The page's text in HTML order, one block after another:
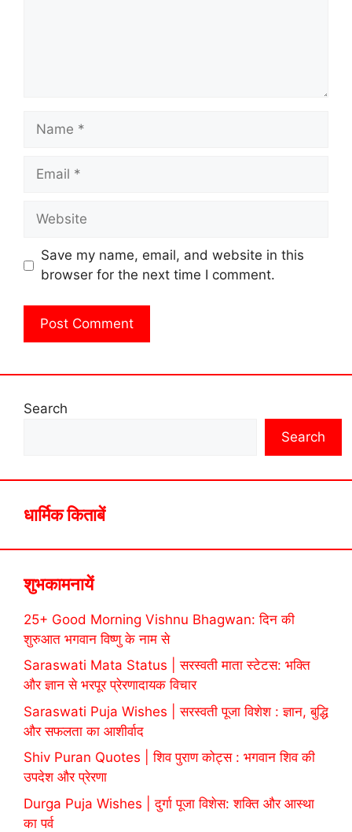
Name
Email
Website
Save my name, email, and website in this
browser for the next time I comment.
Search
Search
धार्मिक किताबें
शुभकामनायें
25+ Good Morning Vishnu Bhagwan: दिन की
शुरुआत भगवान विष्णु के नाम से
Saraswati Mata Status | सरस्वती माता स्टेटस: भक्ति
और ज्ञान से भरपूर प्रेरणादायक विचार
Saraswati Puja Wishes | सरस्वती पूजा विशेश : ज्ञान, बुद्धि
और सफलता का आशीर्वाद
Shiv Puran Quotes | शिव पुराण कोट्स : भगवान शिव की
उपदेश और प्रेरणा
Durga Puja Wishes | दुर्गा पूजा विशेस: शक्ति और आस्था
का पर्व